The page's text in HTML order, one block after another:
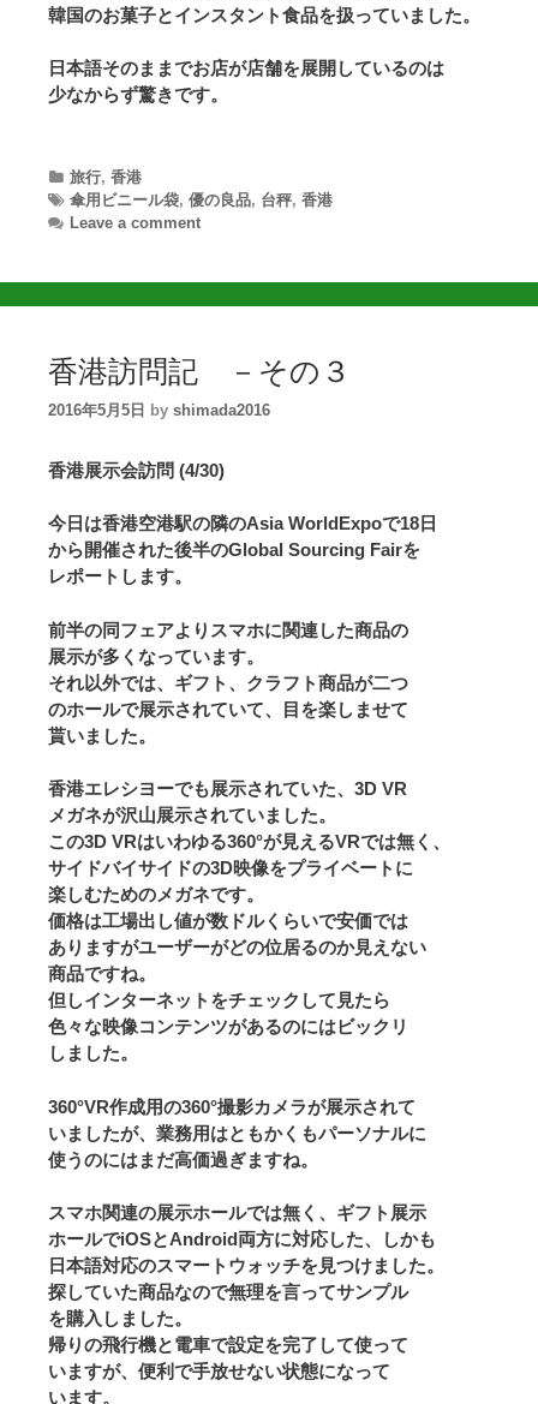
韓国のお菓子とインスタント食品を扱っていました。
日本語そのままでお店が店舗を展開しているのは
少なからず驚きです。
Categories
旅行, 香港
Tags
傘用ビニール袋, 優の良品, 台秤, 香港
Leave a comment
香港訪問記 －その３
2016年5月5日 by shimada2016
香港展示会訪問 (4/30)
今日は香港空港駅の隣のAsia WorldExpoで18日
から開催された後半のGlobal Sourcing Fairを
レポートします。
前半の同フェアよりスマホに関連した商品の
展示が多くなっています。
それ以外では、ギフト、クラフト商品が二つ
のホールで展示されていて、目を楽しませて
貰いました。
香港エレシヨーでも展示されていた、3D VR
メガネが沢山展示されていました。
この3D VRはいわゆる360°が見えるVRでは無く、
サイドバイサイドの3D映像をプライベートに
楽しむためのメガネです。
価格は工場出し値が数ドルくらいで安価では
ありますがユーザーがどの位居るのか見えない
商品ですね。
但しインターネットをチェックして見たら
色々な映像コンテンツがあるのにはビックリ
しました。
360°VR作成用の360°撮影カメラが展示されて
いましたが、業務用はともかくもパーソナルに
使うのにはまだ高価過ぎますね。
スマホ関連の展示ホールでは無く、ギフト展示
ホールでiOSとAndroid両方に対応した、しかも
日本語対応のスマートウォッチを見つけました。
探していた商品なので無理を言ってサンプル
を購入しました。
帰りの飛行機と電車で設定を完了して使って
いますが、便利で手放せない状態になって
います。